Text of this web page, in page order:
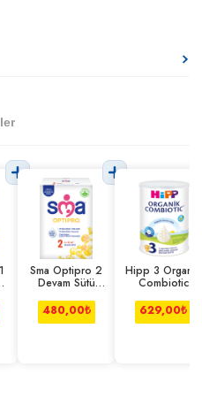
Sma Optipro 2
Devam Sütü
480,00₺
Hipp 3 Organik
Combiotic
350 Gr
629,00₺